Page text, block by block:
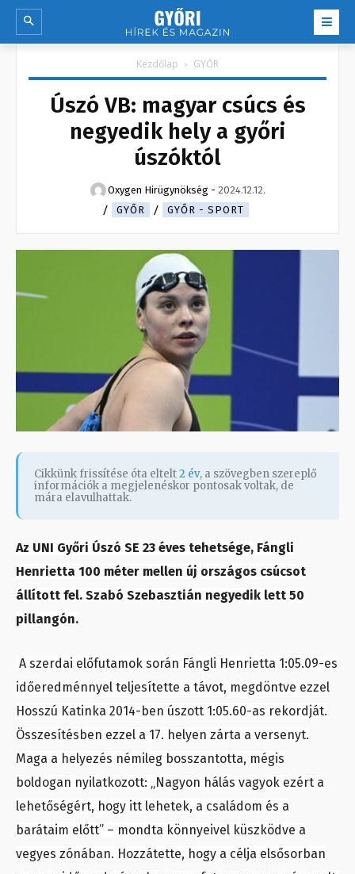
Kezdőlap GYŐR
Úszó VB: magyar csúcs és
negyedik hely a győri
úszóktól
Oxygen Hirügynökség - 2024.12.12.
GYŐR
GYŐR - SPORT
Cikkünk frissítése óta eltelt2 év, a szövegben szereplő
információk a megjelenéskor pontosak voltak, de
mára elavulhattak.
Az UNI Győri Úszó SE 23 éves tehetsége, Fángli
Henrietta 100 méter mellen új országos csúcsot
állított fel. Szabó Szebasztián negyedik lett 50
pillangón.
A szerdai előfutamok során Fángli Henrietta 1:05.09-es
időeredménnyel teljesítette a távot, megdöntve ezzel
Hosszú Katinka 2014-ben úszott 1:05.60-as rekordját.
Összesítésben ezzel a 17. helyen zárta a versenyt.
Maga a helyezés némileg bosszantotta, mégis
boldogan nyilatkozott: „Nagyon hálás vagyok ezért a
lehetőségért, hogy itt lehetek, a családom és a
barátaim előtt” – mondta könnyeivel küszködve a
vegyes zónában. Hozzátette, hogy a célja elsősorban